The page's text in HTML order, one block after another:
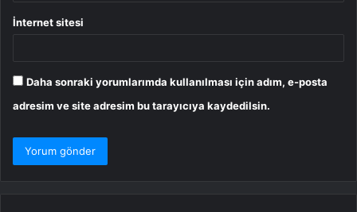
İnternet sitesi
Daha sonraki yorumlarımda kullanılması için adım, e-posta
adresim ve site adresim bu tarayıcıya kaydedilsin.